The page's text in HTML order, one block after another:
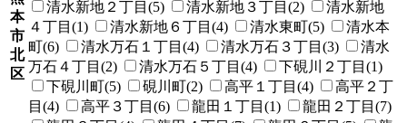
本
市
北
区
清水新地２丁目(5)
清水新地３丁目(2)
清水新地
４丁目(1)
清水新地６丁目(4) 清水東町(5)
清水本
町(6)
清水万石１丁目(4) 清水万石３丁目(3)
清水
万石４丁目(2)
清水万石５丁目(4)
下硯川２丁目(1)
下硯川町(5)
硯川町(2) 高平１丁目(4)
高平２丁
目(4)
高平３丁目(6) 龍田１丁目(1)
龍田２丁目(7)